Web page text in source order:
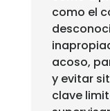
como el
acoso,
y evitar
clave